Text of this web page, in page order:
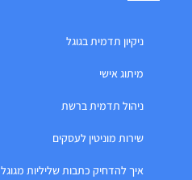
ניקיון תדמית בגוגל
מיתוג אישי
ניהול תדמית ברשת
שירות מוניטין לעסקים
איך להדחיק כתבות שליליות מגוגל